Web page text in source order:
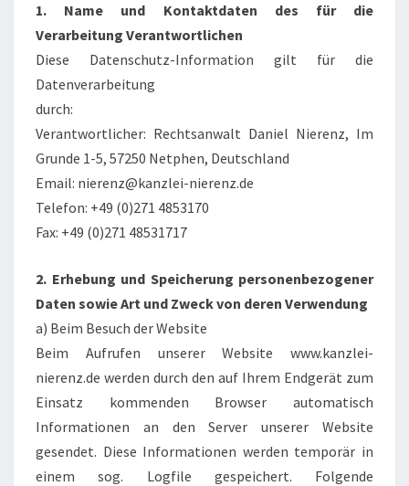
1. Name und Kontaktdaten des für die
Verarbeitung Verantwortlichen
Diese Datenschutz-Information gilt für die
Datenverarbeitung
durch:
Verantwortlicher: Rechtsanwalt Daniel Nierenz, Im
Grunde 1-5, 57250 Netphen, Deutschland
Email: nierenz@kanzlei-nierenz.de
Telefon: +49 (0)271 4853170
Fax: +49 (0)271 48531717
2. Erhebung und Speicherung personenbezogener
Daten sowie Art und Zweck von deren Verwendung
a) Beim Besuch der Website
Beim Aufrufen unserer Website www.kanzlei-
nierenz.de werden durch den auf Ihrem Endgerät zum
Einsatz kommenden Browser automatisch
Informationen an den Server unserer Website
gesendet. Diese Informationen werden temporär in
einem sog. Logfile gespeichert. Folgende